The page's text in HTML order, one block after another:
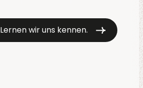
Lernen wir uns kennen.